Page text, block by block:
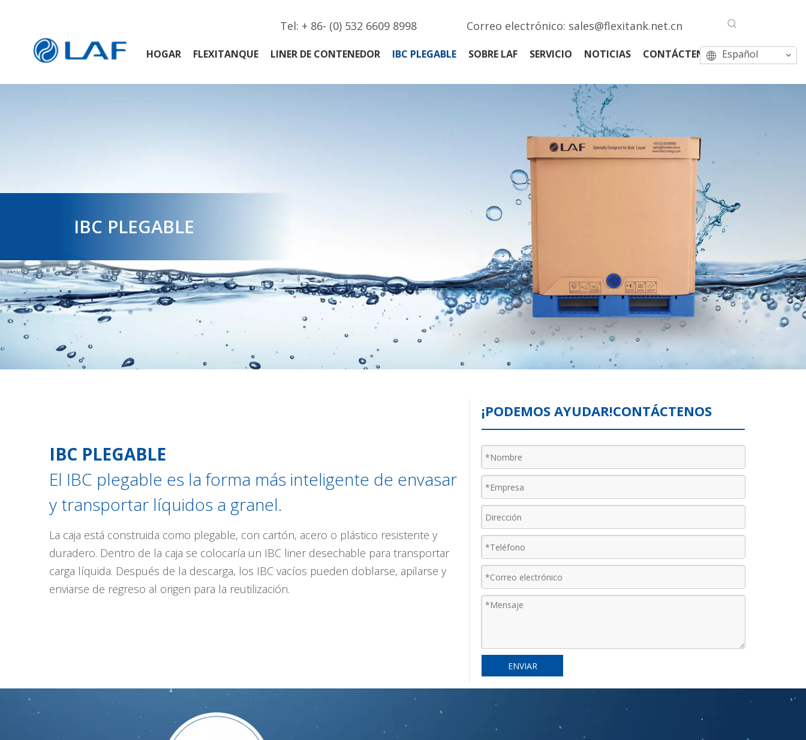
Tel: + 86- (0) 532 6609 8998 Correo electrónico: sales@flexitank.net.cn
HOGAR FLEXITANQUE LINER DE CONTENEDOR IBC PLEGABLE SOBRE LAF SERVICIO NOTICIAS CONTÁCTENOS Español
IBC PLEGABLE
IBC PLEGABLE
El IBC plegable es la forma más inteligente de envasar
y transportar líquidos a granel.
La caja está construida como plegable, con cartón, acero o plástico resistente y
duradero. Dentro de la caja se colocaría un IBC liner desechable para transportar
carga líquida. Después de la descarga, los IBC vacíos pueden doblarse, apilarse y
enviarse de regreso al origen para la reutilización.
¡PODEMOS AYUDAR!CONTÁCTENOS
ENVIAR